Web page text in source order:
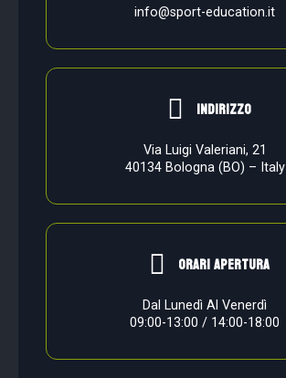
info@sport-education.it
indirizzo
Via Luigi Valeriani, 21
40134 Bologna (BO) – Italy
orari apertura
Dal Lunedì Al Venerdì
09:00-13:00 / 14:00-18:00